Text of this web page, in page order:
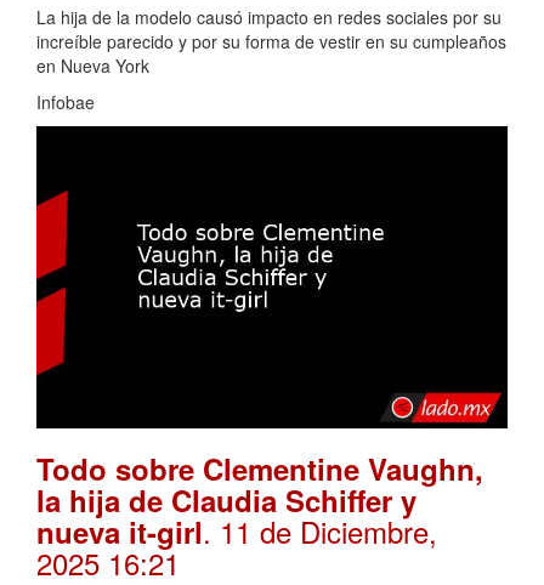
La hija de la modelo causó impacto en redes sociales por su
increíble parecido y por su forma de vestir en su cumpleaños
en Nueva York
Infobae
Todo sobre Clementine Vaughn,
la hija de Claudia Schiffer y
nueva it-girl. 11 de Diciembre,
2025 16:21